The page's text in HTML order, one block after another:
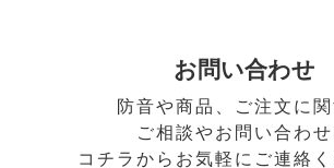
お問い合わせ
防音や商品、ご注文に関
ご相談やお問い合わせ
コチラからお気軽にご連絡く